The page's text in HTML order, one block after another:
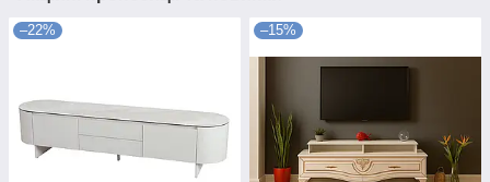
–22% –15%